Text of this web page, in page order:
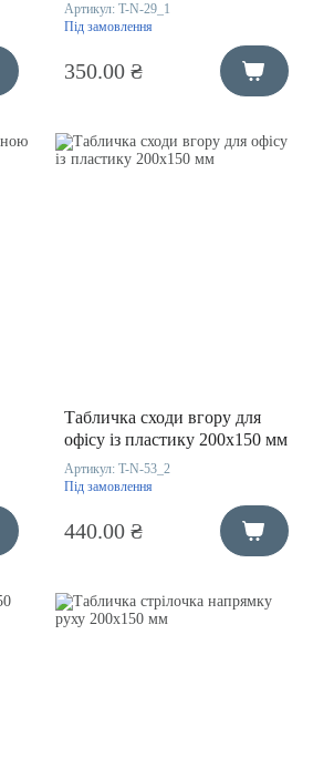
Артикул: T-N-29_1
Під замовлення
350.00 ₴
Табличка сходи вгору для
офісу із пластику 200х150 мм
Артикул: T-N-53_2
Під замовлення
440.00 ₴